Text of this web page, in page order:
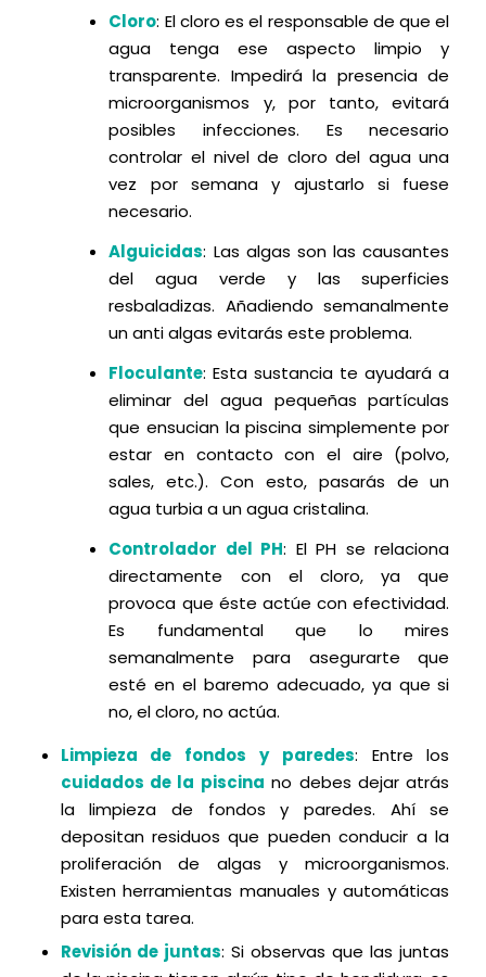
Cloro: El cloro es el responsable de que el
agua tenga ese aspecto limpio y
transparente. Impedirá la presencia de
microorganismos y, por tanto, evitará
posibles infecciones. Es necesario
controlar el nivel de cloro del agua una
vez por semana y ajustarlo si fuese
necesario.
Alguicidas: Las algas son las causantes
del agua verde y las superficies
resbaladizas. Añadiendo semanalmente
un anti algas evitarás este problema.
Floculante: Esta sustancia te ayudará a
eliminar del agua pequeñas partículas
que ensucian la piscina simplemente por
estar en contacto con el aire (polvo,
sales, etc.). Con esto, pasarás de un
agua turbia a un agua cristalina.
Controlador del PH: El PH se relaciona
directamente con el cloro, ya que
provoca que éste actúe con efectividad.
Es fundamental que lo mires
semanalmente para asegurarte que
esté en el baremo adecuado, ya que si
no, el cloro, no actúa.
Limpieza de fondos y paredes: Entre los
cuidados de la piscina no debes dejar atrás
la limpieza de fondos y paredes. Ahí se
depositan residuos que pueden conducir a la
proliferación de algas y microorganismos.
Existen herramientas manuales y automáticas
para esta tarea.
Revisión de juntas: Si observas que las juntas